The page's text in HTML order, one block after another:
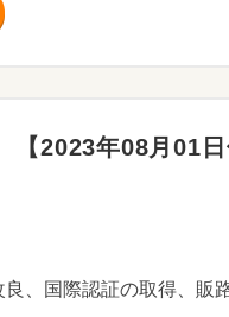
【2023年08月01